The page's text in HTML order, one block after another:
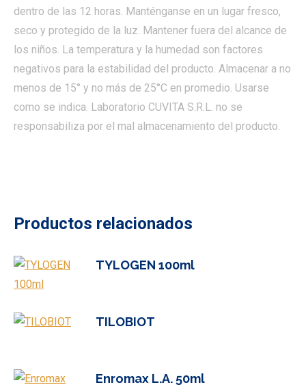
dentro de las 12 horas. Manténganse en un lugar fresco,
seco y protegido de la luz. Mantener fuera del alcance de
los niños. La temperatura y la humedad son factores
negativos para la estabilidad del producto. Almacenar a no
menos de 15° y no más de 25°C en promedio. Usarse
como se indica. Laboratorio CUVITA S.R.L. no se
responsabiliza por el mal almacenamiento del producto.
Productos relacionados
TYLOGEN 100ml
TILOBIOT
Enromax L.A. 50ml